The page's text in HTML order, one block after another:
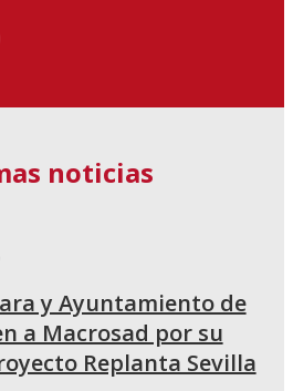
noticias
y Ayuntamiento de
a Macrosad por su
Replanta Sevilla